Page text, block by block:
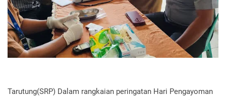
Tarutung(SRP) Dalam rangkaian peringatan Hari Pengayoman